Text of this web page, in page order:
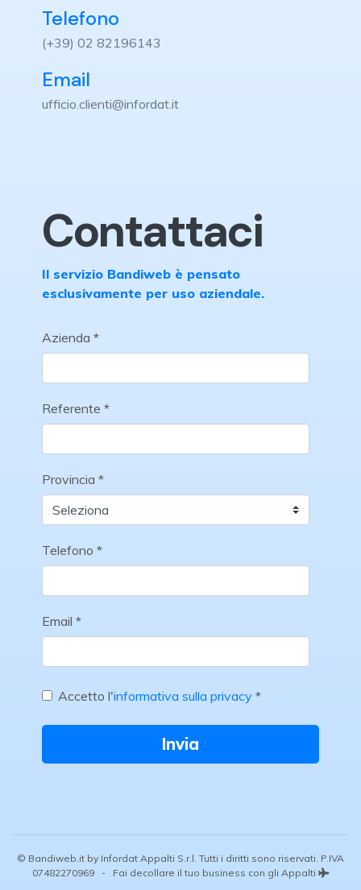
Telefono
(+39) 02 82196143
Email
ufficio.clienti@infordat.it
Contattaci
Il servizio Bandiweb è pensato
esclusivamente per uso aziendale.
Azienda *
Referente *
Provincia *
Telefono *
Email *
Accetto l'informativa sulla privacy *
Invia
© Bandiweb.it by Infordat Appalti S.r.l. Tutti i diritti sono riservati. P.IVA
07482270969 - Fai decollare il tuo business con gli Appalti